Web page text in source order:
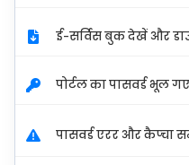
ई-सर्विस बुक देखें और
पोर्टल का पासवर्ड भूल
पासवर्ड एरर और कैप्चा